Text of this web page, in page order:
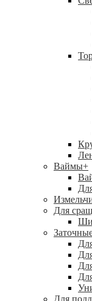
Ваймы+
Для
Для